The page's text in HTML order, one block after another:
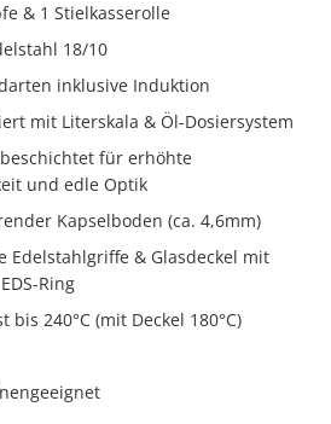
& 1 Stielkasserolle
18/10
inklusive Induktion
mit Literskala & Öl-Dosiersystem
für erhöhte
und edle Optik
Kapselboden (ca. 4,6mm)
Edelstahlgriffe & Glasdeckel mit
Ring
bis 240°C (mit Deckel 180°C)